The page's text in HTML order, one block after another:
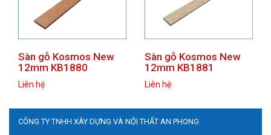
Sàn gỗ Kosmos New
12mm KB1880
Liên hệ
Sàn gỗ Kosmos New
12mm KB1881
Liên hệ
prev next
CÔNG TY TNHH XÂY DỰNG VÀ NỘI THẤT AN PHONG